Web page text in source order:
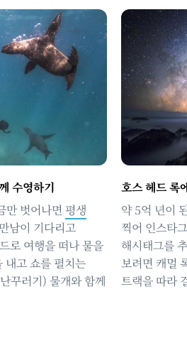
수영하기
만 벗어나면 평생
남이 기다리고
로 여행을 떠나 물을
내고 쇼를 펼치는
꾸러기) 물개와 함께
호스 헤드 록
약 5억 년이
찍어 인스타
해시태그를
보려면 캐멀
트랙을 따라